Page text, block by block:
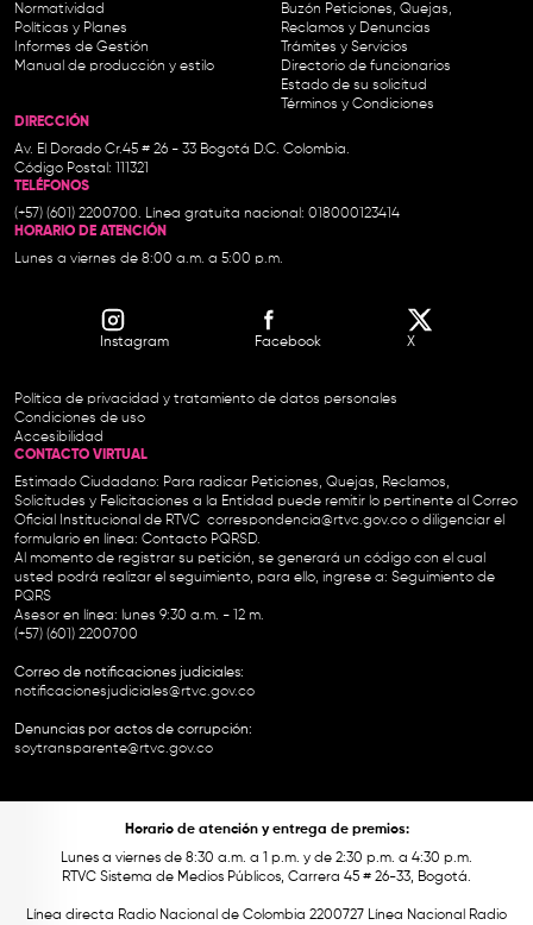
Normatividad
Políticas y Planes
Informes de Gestión
Manual de producción y estilo
Buzón Peticiones, Quejas,
Reclamos y Denuncias
Trámites y Servicios
Directorio de funcionarios
Estado de su solicitud
Términos y Condiciones
DIRECCIÓN
Av. El Dorado Cr.45 # 26 - 33 Bogotá D.C. Colombia.
Código Postal: 111321
TELÉFONOS
(+57) (601) 2200700. Línea gratuita nacional: 018000123414
HORARIO DE ATENCIÓN
Lunes a viernes de 8:00 a.m. a 5:00 p.m.
Instagram Facebook X
Política de privacidad y tratamiento de datos personales
Condiciones de uso
Accesibilidad
CONTACTO VIRTUAL
Estimado Ciudadano: Para radicar Peticiones, Quejas, Reclamos,
Solicitudes y Felicitaciones a la Entidad puede remitir lo pertinente al Correo
Oficial Institucional de RTVC correspondencia@rtvc.gov.co o diligenciar el
formulario en línea: Contacto PQRSD.
Al momento de registrar su petición, se generará un código con el cual
usted podrá realizar el seguimiento, para ello, ingrese a: Seguimiento de
PQRS
Asesor en línea: lunes 9:30 a.m. - 12 m.
(+57) (601) 2200700
Correo de notificaciones judiciales:
notificacionesjudiciales@rtvc.gov.co
Denuncias por actos de corrupción:
soytransparente@rtvc.gov.co
Horario de atención y entrega de premios:
Lunes a viernes de 8:30 a.m. a 1 p.m. y de 2:30 p.m. a 4:30 p.m.
RTVC Sistema de Medios Públicos, Carrera 45 # 26-33, Bogotá.
Línea directa Radio Nacional de Colombia 2200727 Línea Nacional Radio